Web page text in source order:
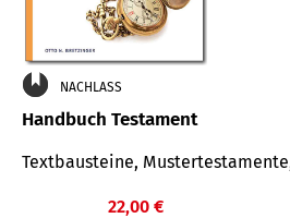
NACHLASS
Handbuch Testament
Textbausteine,
22,00 €